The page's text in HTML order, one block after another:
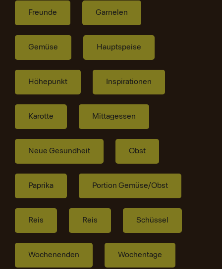
Freunde Garnelen
Gemüse Hauptspeise
Höhepunkt Inspirationen
Karotte Mittagessen
Neue Gesundheit Obst
Paprika Portion Gemüse/Obst
Reis Reis Schüssel
Wochenenden Wochentage